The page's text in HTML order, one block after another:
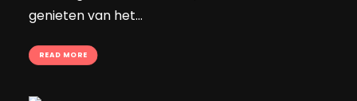
genieten van het…
READ MORE